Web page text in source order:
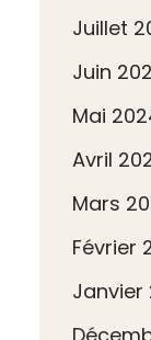
Juillet
Juin
Mai
Avril
Mars
Février
Janvier